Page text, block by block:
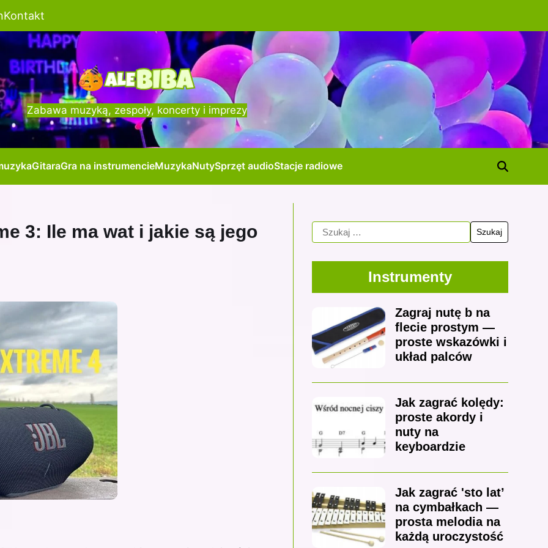
Kontakt
Zabawa muzyką, zespoły, koncerty i imprezy
GitaraGra na instrumencieMuzykaNutySprzęt audioStacje radiowe
3: Ile ma wat i jakie są jego
Instrumenty
Zagraj nutę b na
flecie prostym —
proste wskazówki i
układ palców
Jak zagrać kolędy:
proste akordy i
nuty na
keyboardzie
Jak zagrać 'sto lat’
na cymbałkach —
prosta melodia na
każdą uroczystość